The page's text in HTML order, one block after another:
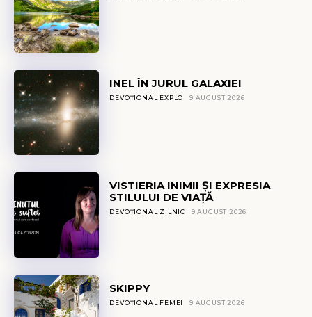
INEL ÎN JURUL GALAXIEI
DEVOȚIONAL EXPLO 9 AUGUST 2026
VISTIERIA INIMII ȘI EXPRESIA
STILULUI DE VIAȚĂ
DEVOȚIONAL ZILNIC 9 AUGUST 2026
SKIPPY
DEVOȚIONAL FEMEI 9 AUGUST 2026